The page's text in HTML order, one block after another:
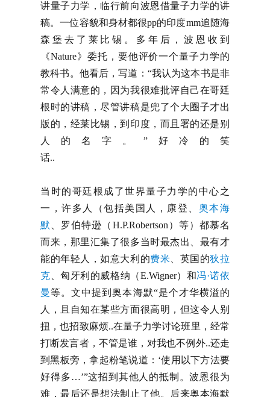
讲量子力学，临行前向波恩借量子力学的讲
稿。一位容貌和身材都很pp的印度mm追随海
森堡去了莱比锡。多年后，波恩收到
《Nature》委托，要他评价一个量子力学的
教科书。他看后，写道：“我认为这本书是非
常令人满意的，因为我很难批评自己在哥廷
根时的讲稿，尽管讲稿是兜了个大圈子才出
版的，经莱比锡，到印度，而且署的还是别
人的名字。”好冷的笑
话..
当时的哥廷根成了世界量子力学的中心之
一，许多人（包括美国人，康登、 奥本海
默
、罗伯特逊（H.P.Robertson）等）都慕名
而来，那里汇集了很多当时最杰出、最有才
能的年轻人，如意大利的费米 、英国的狄拉
克 、匈牙利的威格纳（E.Wigner）和冯·诺依
曼等。文中提到奥本海默“是个才华横溢的
人，且自知在某些方面很高明，但这令人别
扭，也招致麻烦..在量子力学讨论班里，经常
打断发言者，不管是谁，对我也不例外..还走
到黑板旁，拿起粉笔说道：‘使用以下方法要
好得多…’”这招到其他人的抵制。波恩很为
难，最后还是想法制止了他。后来奥本海默